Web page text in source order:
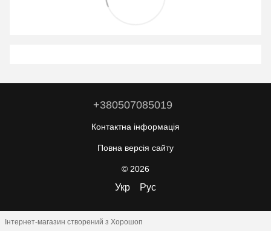
+380507085019
Контактна інформація
Повна версія сайту
© 2026
Укр Рус
Інтернет-магазин створений з Хорошоп